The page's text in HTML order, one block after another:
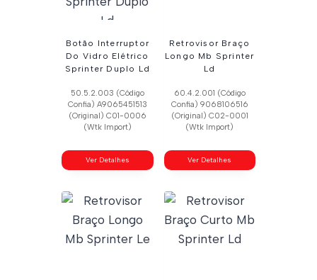
Botão Interruptor
Do Vidro Elétrico
Sprinter Duplo Ld
50.5.2.003 (Código
Confia) A9065451513
(Original) C01-0006
(Wtk Import)
Ver Detalhes
Retrovisor Braço
Longo Mb Sprinter
Ld
60.4.2.001 (Código
Confia) 9068106516
(Original) C02-0001
(Wtk Import)
Ver Detalhes